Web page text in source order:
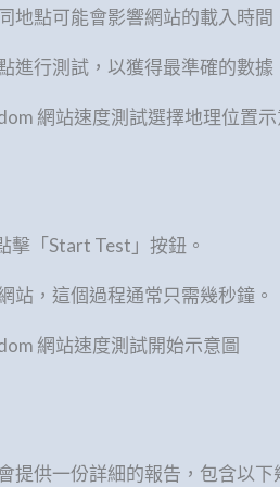
地點可能會影響網站的載入時間
進行測試，以獲得最準確的數據
擊「Start Test」按鈕。
站，這個過程通常只需幾秒鐘。
提供一份詳細的報告，包含以下